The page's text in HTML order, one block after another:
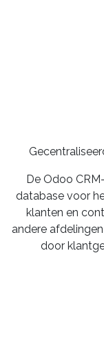
De Odoo
database voor
klanten en
andere
door